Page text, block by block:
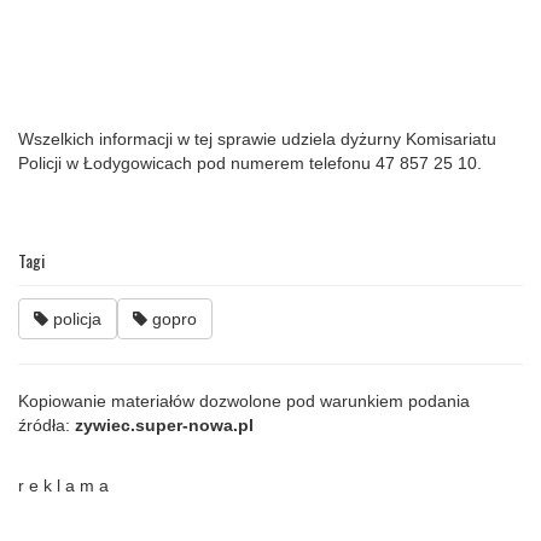
Wszelkich informacji w tej sprawie udziela dyżurny Komisariatu
Policji w Łodygowicach pod numerem telefonu 47 857 25 10.
Tagi
policja gopro
Kopiowanie materiałów dozwolone pod warunkiem podania
źródła: zywiec.super-nowa.pl
r e k l a m a